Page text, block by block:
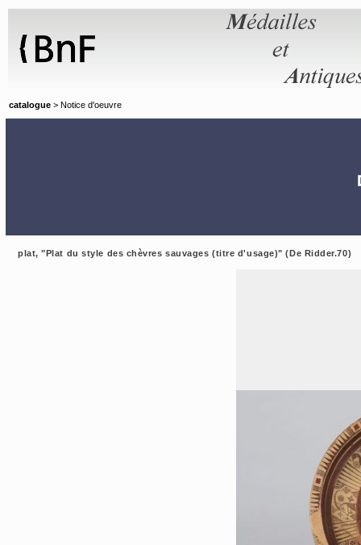
catalogue > Notice d'oeuvre
plat, "Plat du style des chèvres sauvages (titre d'usage)" (De Ridder.70)